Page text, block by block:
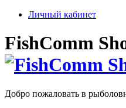
Личный кабинет
FishComm
Добро пожаловать в